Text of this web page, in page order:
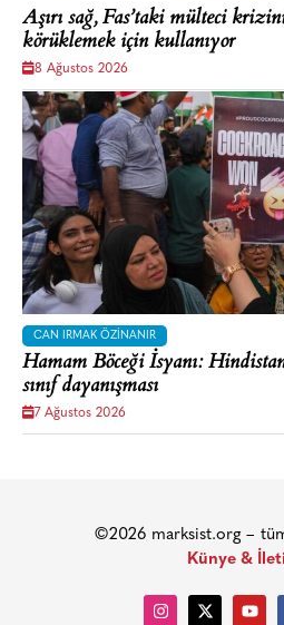
Aşırı sağ, Fas’taki mülteci
körüklemek için kullanıyor
8 Ağustos 2026
CAN IRMAK ÖZINANIR
Hamam Böceği İsyanı:
sınıf dayanışması
7 Ağustos 2026
©2026 marksist.org – tüm
Künye &